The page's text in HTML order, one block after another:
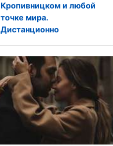
Кропивницком и любой
точке мира.
Дистанционно